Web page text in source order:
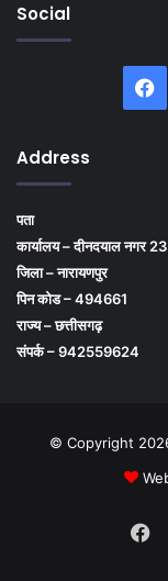
Social
Address
पता
कार्यालय – दीनदयाल नगर
जिला – नारायणपुर
पिन कोड – 494661
राज्य – छत्तीसगढ़
संपर्क – 942559624
© Copyright